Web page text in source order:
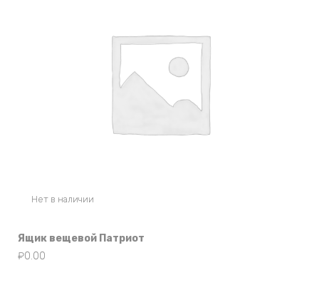
Нет в наличии
Ящик вещевой Патриот
₽0.00